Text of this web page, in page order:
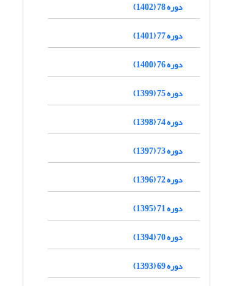
دوره 78 (1402)
دوره 77 (1401)
دوره 76 (1400)
دوره 75 (1399)
دوره 74 (1398)
دوره 73 (1397)
دوره 72 (1396)
دوره 71 (1395)
دوره 70 (1394)
دوره 69 (1393)